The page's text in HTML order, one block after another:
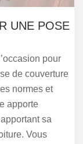
UNE POSE
pour
de couverture
normes et
apporte
sa
Vous